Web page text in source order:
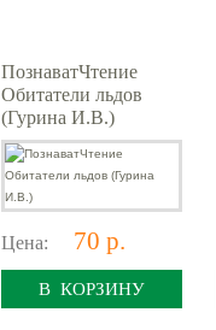
ПознаватЧтение
Обитатели льдов
(Гурина И.В.)
Цена: 70 р.
В КОРЗИНУ